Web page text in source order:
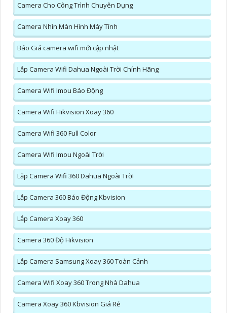
Camera Cho Công Trình Chuyên Dụng
Camera Nhìn Màn Hình Máy Tính
Báo Giá camera wifi mới cập nhật
Lắp Camera Wifi Dahua Ngoài Trời Chính Hãng
Camera Wifi Imou Báo Động
Camera Wifi Hikvision Xoay 360
Camera Wifi 360 Full Color
Camera Wifi Imou Ngoài Trời
Lắp Camera Wifi 360 Dahua Ngoài Trời
Lắp Camera 360 Báo Động Kbvision
Lắp Camera Xoay 360
Camera 360 Độ Hikvision
Lắp Camera Samsung Xoay 360 Toàn Cảnh
Camera Wifi Xoay 360 Trong Nhà Dahua
Camera Xoay 360 Kbvision Giá Rẻ